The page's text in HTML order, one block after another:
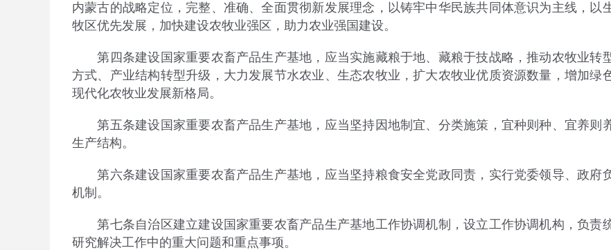
内蒙古的战略定位，完整、准确、全面贯彻新发展理念，以铸牢中华民族共同体意识为主线，以
牧区优先发展，加快建设农牧业强区，助力农业强国建设。
第四条建设国家重要农畜产品生产基地，应当实施藏粮于地、藏粮于技战略，推动农牧业转
方式、产业结构转型升级，大力发展节水农业、生态农牧业，扩大农牧业优质资源数量，增加绿
现代化农牧业发展新格局。
第五条建设国家重要农畜产品生产基地，应当坚持因地制宜、分类施策，宜种则种、宜养则
生产结构。
第六条建设国家重要农畜产品生产基地，应当坚持粮食安全党政同责，实行党委领导、政府
机制。
第七条自治区建立建设国家重要农畜产品生产基地工作协调机制，设立工作协调机构，负责
研究解决工作中的重大问题和重点事项。